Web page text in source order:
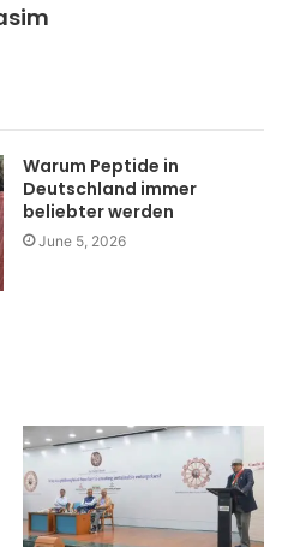
Warum Peptide in
Deutschland immer
beliebter werden
June 5, 2026